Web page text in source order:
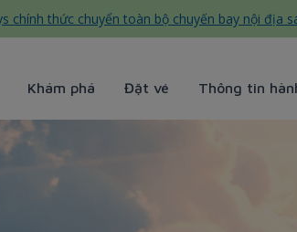
chính thức chuyển toàn bộ chuyến bay nội địa
Khám phá Đặt vé Thông tin
Airways